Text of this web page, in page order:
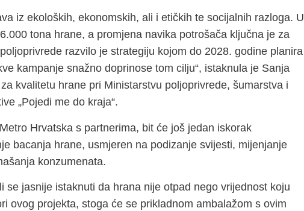
iz ekoloških, ekonomskih, ali i etičkih te socijalnih razloga. U
tona hrane, a promjena navika potrošača ključna je za
razvilo je strategiju kojom do 2028. godine planira
kampanje snažno doprinose tom cilju“, istaknula je Sanja
kvalitetu hrane pri Ministarstvu poljoprivrede, šumarstva i
„Pojedi me do kraja“.
Hrvatska s partnerima, bit će još jedan iskorak
bacanja hrane, usmjeren na podizanje svijesti, mijenjanje
konzumenata.
se jasnije istaknuti da hrana nije otpad nego vrijednost koju
ovog projekta, stoga će se prikladnom ambalažom s ovim